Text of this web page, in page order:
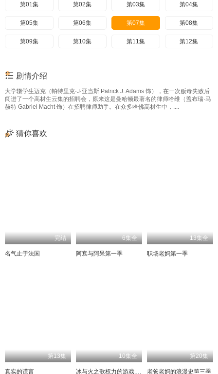
第01集 第02集 第03集 第04集
第05集 第06集 第07集 第08集
第09集 第10集 第11集 第12集
剧情介绍
大学辍学生迈克（帕特里克·J·亚当斯 Patrick J. Adams 饰），在一次贩毒失败后
闯进了一个高材生云集的招聘会，原来这是曼哈顿最著名的律师哈维（盖布瑞·马
赫特 Gabriel Macht 饰）在招聘律师助手。在众多哈佛高材生中，....
猜你喜欢
完结
名气止于法国
6集全
阿衰与阿呆第一季
13集全
职场老妈第一季
第13集
真实的谎言
10集全 第20集
老爸老妈的浪漫史第三季